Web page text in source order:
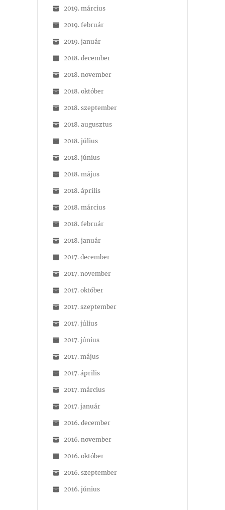
2019. március
2019. február
2019. január
2018. december
2018. november
2018. október
2018. szeptember
2018. augusztus
2018. július
2018. június
2018. május
2018. április
2018. március
2018. február
2018. január
2017. december
2017. november
2017. október
2017. szeptember
2017. július
2017. június
2017. május
2017. április
2017. március
2017. január
2016. december
2016. november
2016. október
2016. szeptember
2016. június